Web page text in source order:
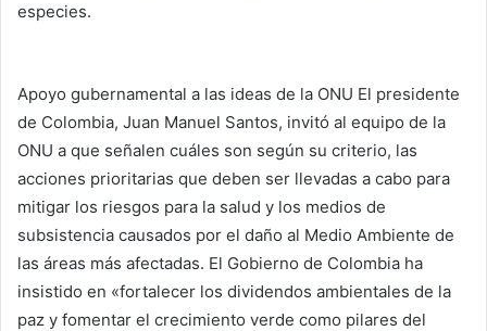
especies.
Apoyo gubernamental a las ideas de la ONU El presidente
de Colombia, Juan Manuel Santos, invitó al equipo de la
ONU a que señalen cuáles son según su criterio, las
acciones prioritarias que deben ser llevadas a cabo para
mitigar los riesgos para la salud y los medios de
subsistencia causados por el daño al Medio Ambiente de
las áreas más afectadas. El Gobierno de Colombia ha
insistido en «fortalecer los dividendos ambientales de la
paz y fomentar el crecimiento verde como pilares del